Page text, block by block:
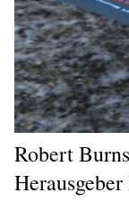
Robert